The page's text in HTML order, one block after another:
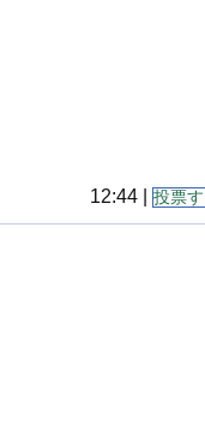
12:44 | 投票す